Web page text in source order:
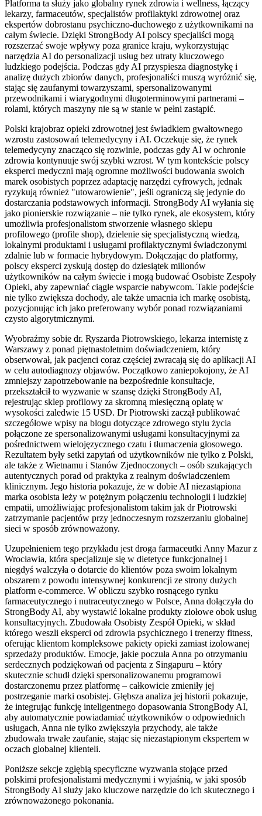
Platforma ta służy jako globalny rynek zdrowia i wellness, łączący
lekarzy, farmaceutów, specjalistów profilaktyki zdrowotnej oraz
ekspertów dobrostanu psychiczno-duchowego z użytkownikami na
całym świecie. Dzięki StrongBody AI polscy specjaliści mogą
rozszerzać swoje wpływy poza granice kraju, wykorzystując
narzędzia AI do personalizacji usług bez utraty kluczowego
ludzkiego podejścia. Podczas gdy AI przyspiesza diagnostykę i
analizę dużych zbiorów danych, profesjonaliści muszą wyróżnić się,
stając się zaufanymi towarzyszami, spersonalizowanymi
przewodnikami i wiarygodnymi długoterminowymi partnerami –
rolami, których maszyny nie są w stanie w pełni zastąpić.
Polski krajobraz opieki zdrowotnej jest świadkiem gwałtownego
wzrostu zastosowań telemedycyny i AI. Oczekuje się, że rynek
telemedycyny znacząco się rozwinie, podczas gdy AI w ochronie
zdrowia kontynuuje swój szybki wzrost. W tym kontekście polscy
eksperci medyczni mają ogromne możliwości budowania swoich
marek osobistych poprzez adaptację narzędzi cyfrowych, jednak
ryzykują również "utowarowienie", jeśli ograniczą się jedynie do
dostarczania podstawowych informacji. StrongBody AI wyłania się
jako pionierskie rozwiązanie – nie tylko rynek, ale ekosystem, który
umożliwia profesjonalistom stworzenie własnego sklepu
profilowego (profile shop), dzielenie się specjalistyczną wiedzą,
lokalnymi produktami i usługami profilaktycznymi świadczonymi
zdalnie lub w formacie hybrydowym. Dołączając do platformy,
polscy eksperci zyskują dostęp do dziesiątek milionów
użytkowników na całym świecie i mogą budować Osobiste Zespoły
Opieki, aby zapewniać ciągłe wsparcie nabywcom. Takie podejście
nie tylko zwiększa dochody, ale także umacnia ich markę osobistą,
pozycjonując ich jako preferowany wybór ponad rozwiązaniami
czysto algorytmicznymi.
Wyobraźmy sobie dr. Ryszarda Piotrowskiego, lekarza internistę z
Warszawy z ponad piętnastoletnim doświadczeniem, który
obserwował, jak pacjenci coraz częściej zwracają się do aplikacji AI
w celu autodiagnozy objawów. Początkowo zaniepokojony, że AI
zmniejszy zapotrzebowanie na bezpośrednie konsultacje,
przekształcił to wyzwanie w szansę dzięki StrongBody AI,
rejestrując sklep profilowy za skromną miesięczną opłatę w
wysokości zaledwie 15 USD. Dr Piotrowski zaczął publikować
szczegółowe wpisy na blogu dotyczące zdrowego stylu życia
połączone ze spersonalizowanymi usługami konsultacyjnymi za
pośrednictwem wielojęzycznego czatu i tłumaczenia głosowego.
Rezultatem były setki zapytań od użytkowników nie tylko z Polski,
ale także z Wietnamu i Stanów Zjednoczonych – osób szukających
autentycznych porad od praktyka z realnym doświadczeniem
klinicznym. Jego historia pokazuje, że w dobie AI niezastąpiona
marka osobista leży w potężnym połączeniu technologii i ludzkiej
empatii, umożliwiając profesjonalistom takim jak dr Piotrowski
zatrzymanie pacjentów przy jednoczesnym rozszerzaniu globalnej
sieci w sposób zrównoważony.
Uzupełnieniem tego przykładu jest droga farmaceutki Anny Mazur z
Wrocławia, która specjalizuje się w dietetyce funkcjonalnej i
niegdyś walczyła o dotarcie do klientów poza swoim lokalnym
obszarem z powodu intensywnej konkurencji ze strony dużych
platform e-commerce. W obliczu szybko rosnącego rynku
farmaceutycznego i nutraceutycznego w Polsce, Anna dołączyła do
StrongBody AI, aby wystawić lokalne produkty ziołowe obok usług
konsultacyjnych. Zbudowała Osobisty Zespół Opieki, w skład
którego weszli eksperci od zdrowia psychicznego i trenerzy fitness,
oferując klientom kompleksowe pakiety opieki zamiast izolowanej
sprzedaży produktów. Emocje, jakie poczuła Anna po otrzymaniu
serdecznych podziękowań od pacjenta z Singapuru – który
skutecznie schudł dzięki spersonalizowanemu programowi
dostarczonemu przez platformę – całkowicie zmieniły jej
postrzeganie marki osobistej. Głębsza analiza jej historii pokazuje,
że integrując funkcję inteligentnego dopasowania StrongBody AI,
aby automatycznie powiadamiać użytkowników o odpowiednich
usługach, Anna nie tylko zwiększyła przychody, ale także
zbudowała trwałe zaufanie, stając się niezastąpionym ekspertem w
oczach globalnej klienteli.
Poniższe sekcje zgłębią specyficzne wyzwania stojące przed
polskimi profesjonalistami medycznymi i wyjaśnią, w jaki sposób
StrongBody AI służy jako kluczowe narzędzie do ich skutecznego i
zrównoważonego pokonania.